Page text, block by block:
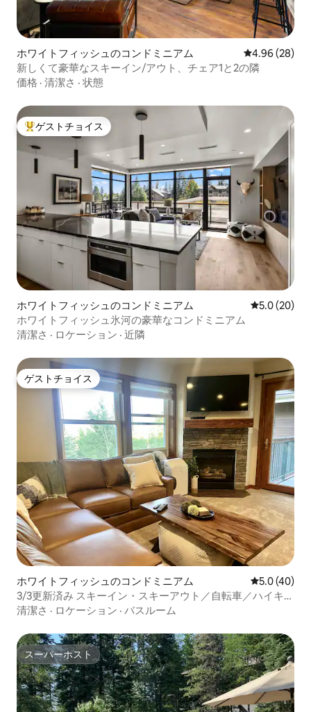
ホワイトフィッシュのコンドミニアム レビュー28
4.96 (28)
新しくて豪華なスキーイン/アウト、チェア1と2の隣
価格 · 清潔さ · 状態
大好評のゲストチョイスです。
ゲストチョイス
ホワイトフィッシュのコンドミニアム レビュー20
5.0 (20)
ホワイトフィッシュ氷河の豪華なコンドミニアム
清潔さ · ロケーション · 近隣
ゲストチョイス
ゲストチョイス
ホワイトフィッシュのコンドミニアム レビュー40
5.0 (40)
3/3更新済み スキーイン・スキーアウト／自転車／ハイキン
グができるキントラのコンドミニアム
清潔さ · ロケーション · バスルーム
スーパーホスト
スーパーホスト